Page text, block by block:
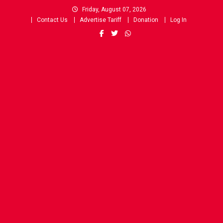
Friday, August 07, 2026
Contact Us
Advertise Tariff Donation Log In